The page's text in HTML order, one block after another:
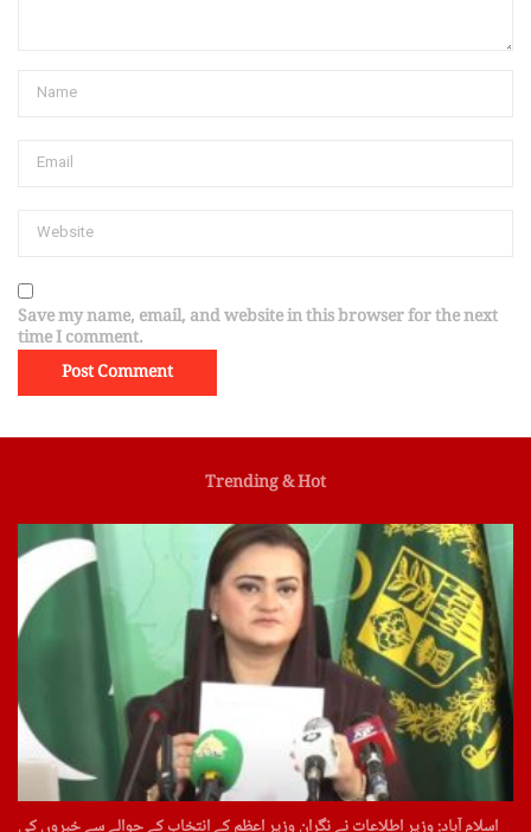
Save my name, email, and website in this browser for the next
time I comment.
Trending & Hot